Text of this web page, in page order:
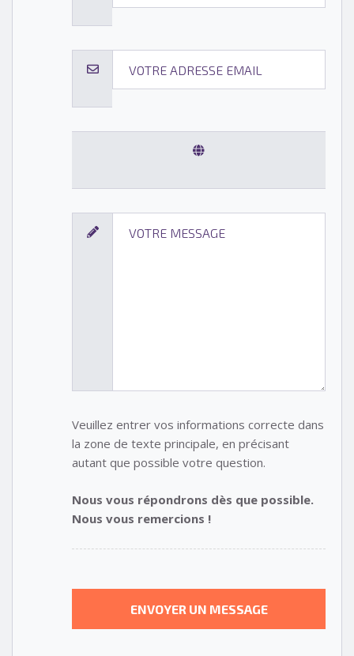
Veuillez entrer vos informations correcte dans
la zone de texte principale, en précisant
autant que possible votre question.
Nous vous répondrons dès que possible.
Nous vous remercions !